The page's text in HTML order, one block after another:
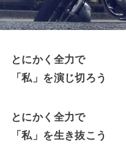
とにかく全力で
「私」を演じ切ろう
とにかく全力で
「私」を生き抜こう